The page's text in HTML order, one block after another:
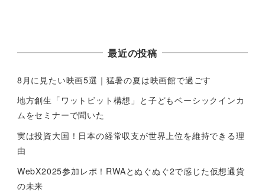
最近の投稿
8月に見たい映画5選｜猛暑の夏は映画館で過ごす
地方創生「ワットビット構想」と子どもベーシックインカ
ムをセミナーで聞いた
実は投資大国！日本の経常収支が世界上位を維持できる理
由
WebX2025参加レポ！RWAとぬぐぬぐ2で感じた仮想通貨
の未来